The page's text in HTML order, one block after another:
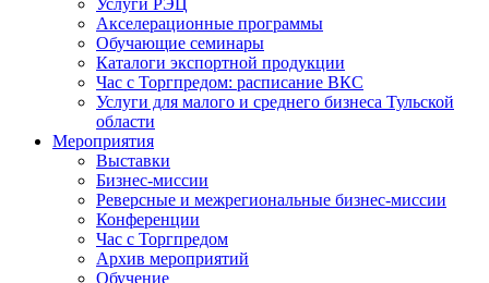
Услуги РЭЦ
Акселерационные программы
Обучающие семинары
Каталоги экспортной продукции
Час с Торгпредом: расписание ВКС
Услуги для малого и среднего бизнеса Тульской
области
Мероприятия
Выставки
Бизнес-миссии
Реверсные и межрегиональные бизнес-миссии
Конференции
Час с Торгпредом
Архив мероприятий
Обучение